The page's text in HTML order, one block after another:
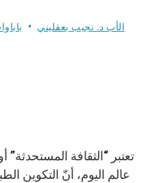
الأب د. نجيب بعقليني
تعتبر “الثقافة المستحدثة”
عالم اليوم، أنّ التكوين